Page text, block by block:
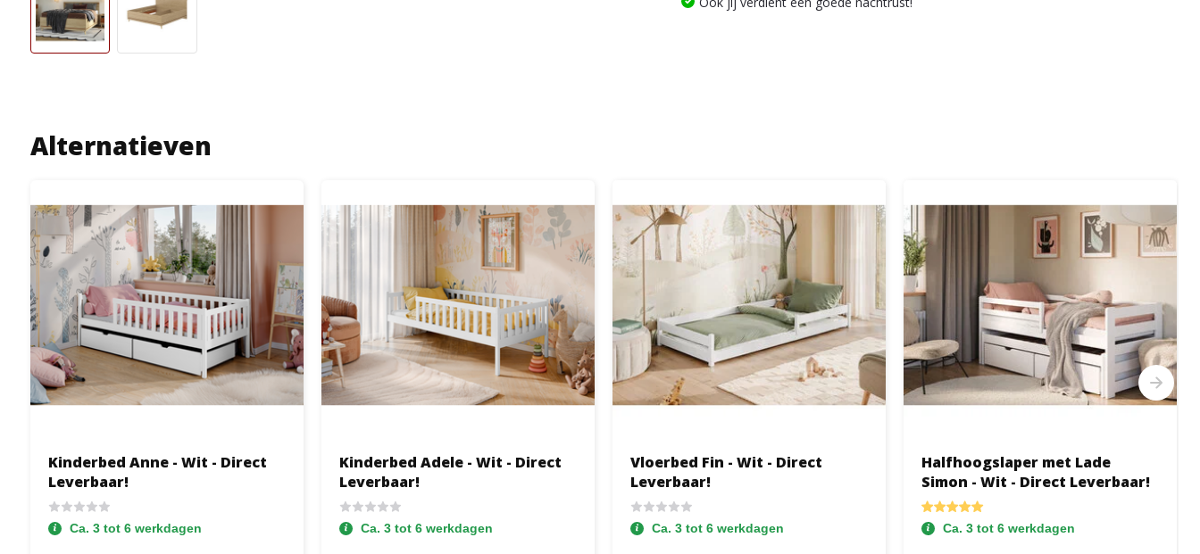
Alternatieven
Kinderbed Anne - Wit - Direct
Leverbaar!
Ca. 3 tot 6 werkdagen
Kinderbed Adele - Wit - Direct
Leverbaar!
Ca. 3 tot 6 werkdagen
Vloerbed Fin - Wit - Direct
Leverbaar!
Ca. 3 tot 6 werkdagen
Halfhoogslaper met Lade
Simon - Wit - Direct Leverbaar!
Ca. 3 tot 6 werkdagen